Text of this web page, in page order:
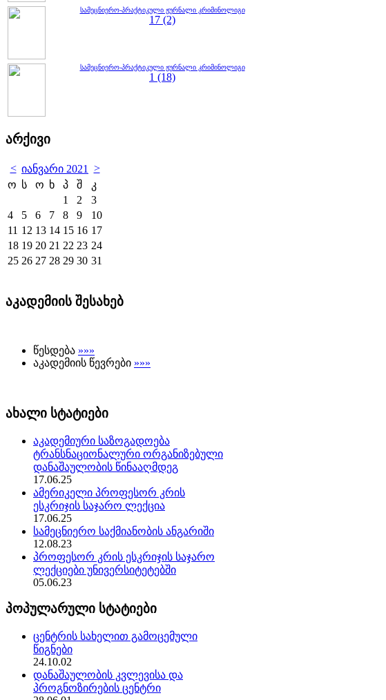
სამეცნიერო-პრაქტიკული ჟურნალი კრიმინოლიგი
17 (2)
სამეცნიერო-პრაქტიკული ჟურნალი კრიმინოლიგი
1 (18)
არქივი
< იანვარი 2021
>
ო ს ო ხ პ შ
კ
1
2
3
4
5 6 7 8 9
10
11 12 13 14 15 16 17
18 19 20 21 22 23 24
25 26 27 28 29 30 31
აკადემიის შესახებ
წესდება »»»
აკადემიის წევრები »»»
ახალი სტატიები
აკადემიური საზოგადოება
ტრანსნაციონალური ორგანიზებული
დანაშაულობის წინააღმდეგ
17.06.25
ამერიკელი პროფესორ კრის
ესკრიჯის საჯარო ლექცია
17.06.25
სამეცნიერო საქმიანობის ანგარიში
12.08.23
პროფესორ კრის ესკრიჯის საჯარო
ლექციები უნივერსიტეტებში
05.06.23
პოპულარული სტატიები
ცენტრის სახელით გამოცემული
წიგნები
24.10.02
დანაშაულობის კვლევისა და
პროგნოზირების ცენტრი